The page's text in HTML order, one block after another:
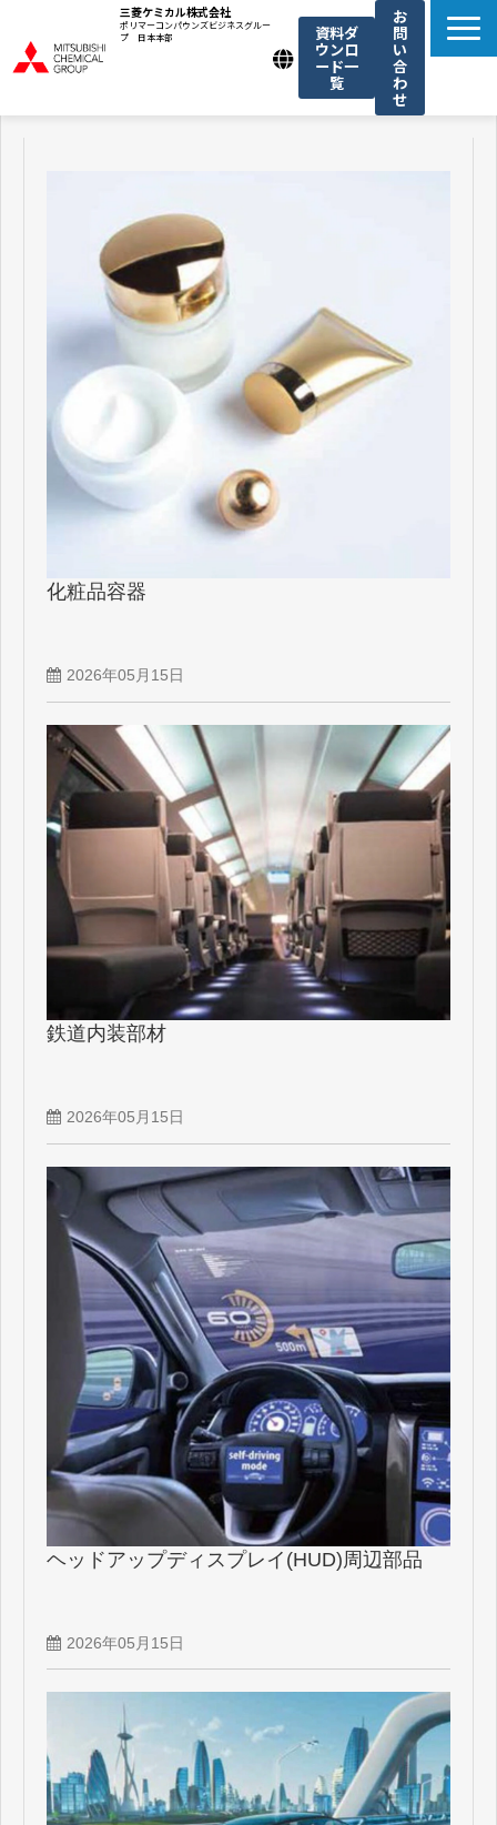
三菱ケミカル株式会社
ポリマーコンパウンズビジネスグルー
プ 日本本部
資料ダ
ウンロ
ード一
覧
お
問
い
合
わ
せ
機能・トレンド記事一覧
お知らせ
化粧品容器
2026年05月15日
鉄道内装部材
2026年05月15日
ヘッドアップディスプレイ(HUD)周辺部品
2026年05月15日